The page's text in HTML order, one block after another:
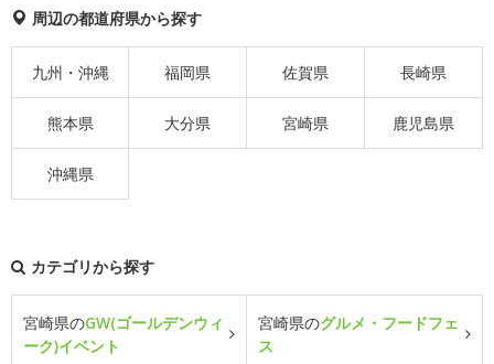
周辺の都道府県から探す
九州・沖縄 福岡県 佐賀県 長崎県
熊本県 大分県 宮崎県 鹿児島県
沖縄県
カテゴリから探す
宮崎県のGW(ゴールデンウィ
ーク)イベント
宮崎県のグルメ・フードフェ
ス